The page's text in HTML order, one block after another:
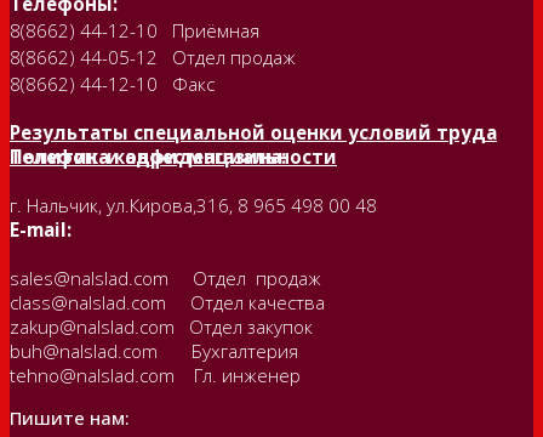
8(8662) 44-12-10 Приёмная
8(8662) 44-05-12 Отдел продаж
8(8662) 44-12-10 Факс
Результаты специальной оценки условий труда
Политика конфиденциальности
Телефон и адрес магазина:
г. Нальчик, ул.Кирова,316, 8 965 498 00 48
E-mail:
sales@nalslad.com Отдел продаж
class@nalslad.com Отдел качества
zakup@nalslad.com Отдел закупок
buh@nalslad.com Бухгалтерия
tehno@nalslad.com Гл. инженер
Пишите нам: